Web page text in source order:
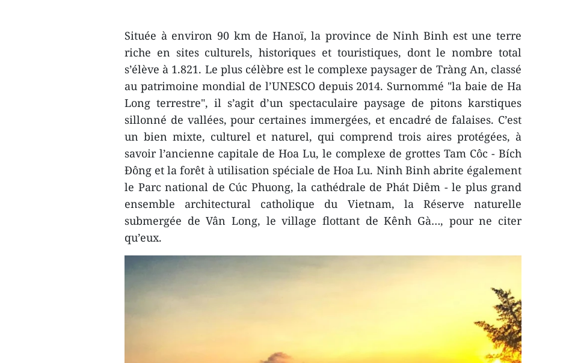
Située à environ 90 km de Hanoï, la province de Ninh Binh est une terre
riche en sites culturels, historiques et touristiques, dont le nombre total
s’élève à 1.821. Le plus célèbre est le complexe paysager de Tràng An, classé
au patrimoine mondial de l’UNESCO depuis 2014. Surnommé "la baie de Ha
Long terrestre", il s’agit d’un spectaculaire paysage de pitons karstiques
sillonné de vallées, pour certaines immergées, et encadré de falaises. C’est
un bien mixte, culturel et naturel, qui comprend trois aires protégées, à
savoir l’ancienne capitale de Hoa Lu, le complexe de grottes Tam Côc - Bích
Ðông et la forêt à utilisation spéciale de Hoa Lu. Ninh Binh abrite également
le Parc national de Cúc Phuong, la cathédrale de Phát Diêm - le plus grand
ensemble architectural catholique du Vietnam, la Réserve naturelle
submergée de Vân Long, le village flottant de Kênh Gà…, pour ne citer
qu’eux.